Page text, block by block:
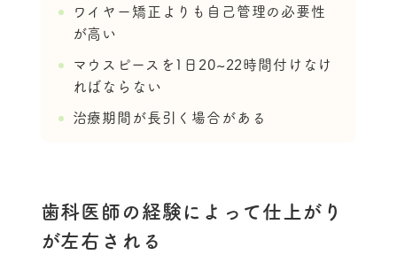
ワイヤー矯正よりも自己管理の必要性
が高い
マウスピースを1日20~22時間付けなけ
ればならない
治療期間が長引く場合がある
歯科医師の経験によって仕上がり
が左右される